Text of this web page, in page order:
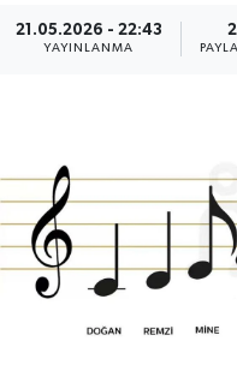
21.05.2026 - 22:43
YAYINLANMA
2